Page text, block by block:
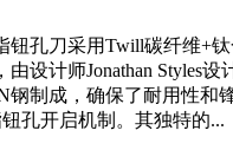
钮孔刀采用Twill碳纤维+
设计师Jonathan Styles设
钢制成，确保了耐用性和
孔开启机制。其独特的...